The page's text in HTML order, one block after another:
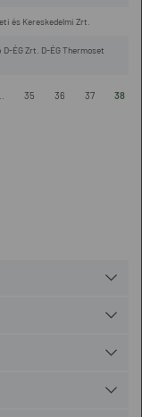
és Kereskedelmi Zrt.
D-ÉG Zrt. D-ÉG Thermoset
35 36 37 38